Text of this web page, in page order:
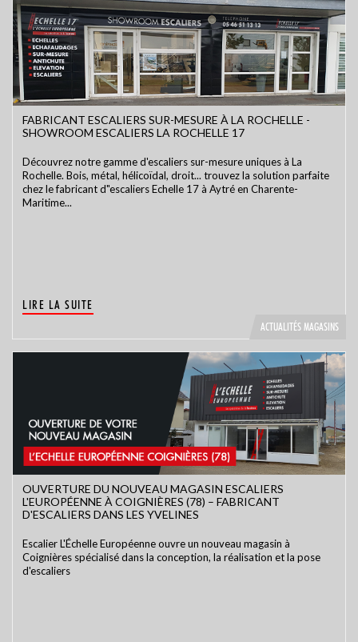
FABRICANT ESCALIERS SUR-MESURE À LA ROCHELLE -
SHOWROOM ESCALIERS LA ROCHELLE 17
Découvrez notre gamme d'escaliers sur-mesure uniques à La
Rochelle. Bois, métal, hélicoïdal, droit... trouvez la solution parfaite
chez le fabricant d"escaliers Echelle 17 à Aytré en Charente-
Maritime...
LIRE LA SUITE
ACTUALITÉS MAGASINS
OUVERTURE DU NOUVEAU MAGASIN ESCALIERS
L'EUROPÉENNE À COIGNIÈRES (78) – FABRICANT
D'ESCALIERS DANS LES YVELINES
Escalier L'Échelle Européenne ouvre un nouveau magasin à
Coignières spécialisé dans la conception, la réalisation et la pose
d'escaliers